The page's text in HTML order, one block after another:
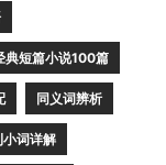
典短篇小说100篇
同义词辨析
小词详解